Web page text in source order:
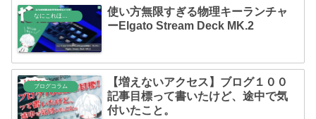
なにこれほしい
使い方無限すぎる物理キーランチャ
ーElgato Stream Deck MK.2
ブログコラム
【増えないアクセス】ブログ１００
記事目標って書いたけど、途中で気
付いたこと。